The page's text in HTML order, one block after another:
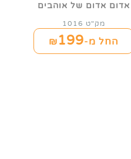
אדום אדום של אוהבים
מק"ט 1016
החל מ-₪199